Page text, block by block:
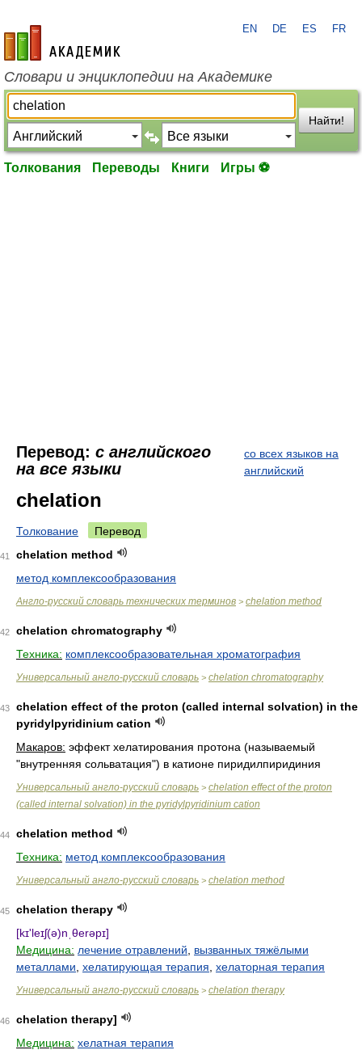
academic.ru
EN DE ES FR
Словари и энциклопедии на Академике
Найти!
Толкования Переводы Книги Игры ⚽
Перевод: с английского
на все языки
со всех языков на
английский
chelation
Толкование Перевод
41
chelation method
метод комплексообразования
Англо-русский словарь технических терминов > chelation method
42
chelation chromatography
Техника: комплексообразовательная хроматография
Универсальный англо-русский словарь > chelation chromatography
43
chelation effect of the proton (called internal solvation) in the
pyridylpyridinium cation
Макаров: эффект хелатирования протона (называемый
"внутренняя сольватация") в катионе пиридилпиридиния
Универсальный англо-русский словарь > chelation effect of the proton
(called internal solvation) in the pyridylpyridinium cation
44
chelation method
Техника: метод комплексообразования
Универсальный англо-русский словарь > chelation method
45
chelation therapy
[kɪ'leɪʃ(ə)nˌθerəpɪ]
Медицина: лечение отравлений
вызванных тяжёлыми
металлами хелатирующая терапия хелаторная терапия
Универсальный англо-русский словарь > chelation therapy
46
chelation therapy]
Медицина: хелатная терапия